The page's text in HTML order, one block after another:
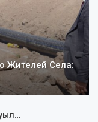
Жителей Села: